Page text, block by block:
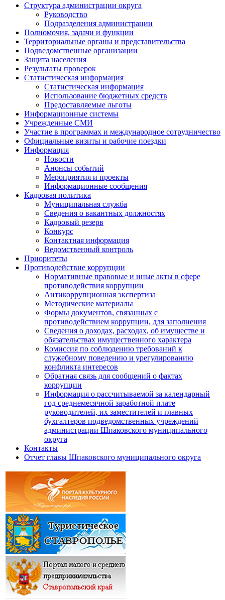
Структура администрации округа
Руководство
Подразделения администрации
Полномочия, задачи и функции
Территориальные органы и представительства
Подведомственные организации
Защита населения
Результаты проверок
Статистическая информация
Статистическая информация
Использование бюджетных средств
Предоставляемые льготы
Информационные системы
Учрежденные СМИ
Участие в программах и международное сотрудничество
Официальные визиты и рабочие поездки
Информация
Новости
Анонсы событий
Мероприятия и проекты
Информационные сообщения
Кадровая политика
Муниципальная служба
Сведения о вакантных должностях
Кадровый резерв
Конкурс
Контактная информация
Ведомственный контроль
Приоритеты
Противодействие коррупции
Нормативные правовые и иные акты в сфере
противодействия коррупции
Антикоррупционная экспертиза
Методические материалы
Формы документов, связанных с
противодействием коррупции, для заполнения
Сведения о доходах, расходах, об имуществе и
обязательствах имущественного характера
Комиссия по соблюдению требований к
служебному поведению и урегулированию
конфликта интересов
Обратная связь для сообщений о фактах
коррупции
Информация о рассчитываемой за календарный
год среднемесячной заработной плате
руководителей, их заместителей и главных
бухгалтеров подведомственных учреждений
администрации Шпаковского муниципального
округа
Контакты
Отчет главы Шпаковского муниципального округа